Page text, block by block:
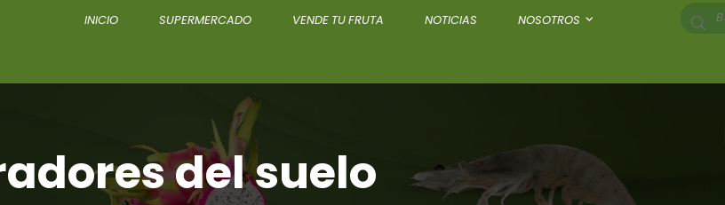
INICIO SUPERMERCADO VENDE TU FRUTA NOTICIAS NOSOTROS
del suelo